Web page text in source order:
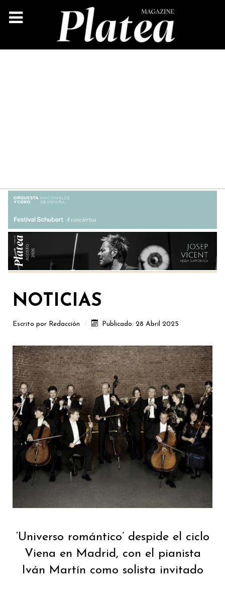
NOTICIAS
Escrito por Redacción Publicado: 28 Abril 2025
‘Universo romántico’ despide el ciclo
Viena en Madrid, con el pianista
Iván Martín como solista invitado